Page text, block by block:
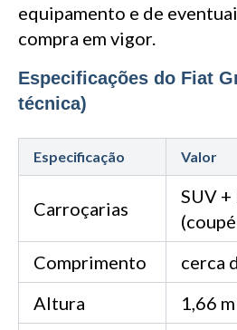
equipamento e de
compra em vigor.
Especificações do Fiat
técnica)
Especificação Valor
Carroçarias
SUV
Comprimento
cerca
Altura
1,66 m